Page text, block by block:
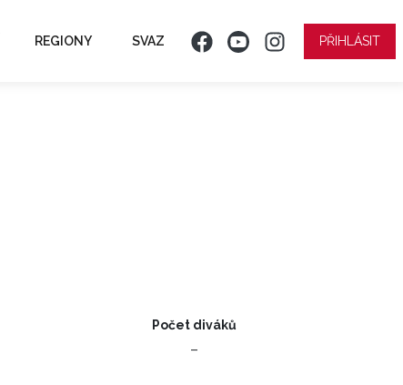
REGIONY SVAZ PŘIHLÁSIT
Počet diváků
–